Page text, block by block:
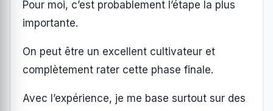
Pour moi, c’est probablement l’étape la plus
importante.
On peut être un excellent cultivateur et
complètement rater cette phase finale.
Avec l’expérience, je me base surtout sur des